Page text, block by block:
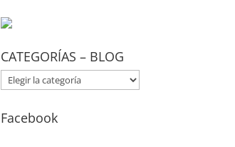
CATEGORÍAS – BLOG
CATEGORÍAS
–
BLOG
Facebook